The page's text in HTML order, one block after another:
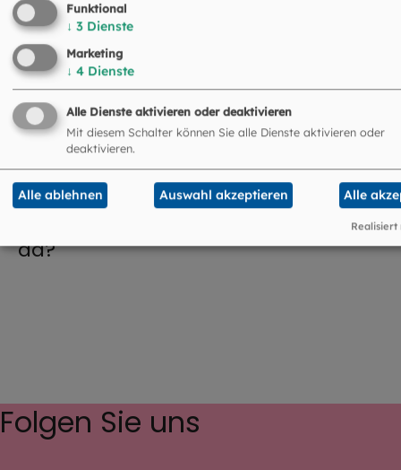
Gab es wirklich Ochs und Esel in der
Krippe?
© Kindermissionswerk /
Was schreiben die Sternsinger denn
da?
Folgen Sie uns
Funktional
↓ 3 Dienste
Marketing
↓ 4 Dienste
Alle Dienste aktivieren oder deaktivieren
Mit diesem Schalter können Sie alle Dienste aktivieren oder
deaktivieren.
Alle ablehnen Auswahl akzeptieren Alle
Realisiert